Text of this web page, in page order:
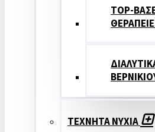
TOP-
ΤΕΧΝΗΤΑ ΝΥΧΙΑ